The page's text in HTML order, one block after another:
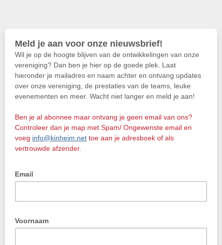
Meld je aan voor onze nieuwsbrief!
Wil je op de hoogte blijven van de ontwikkelingen van onze
vereniging? Dan ben je hier op de goede plek. Laat
hieronder je mailadres en naam achter en ontvang updates
over onze vereniging, de prestaties van de teams, leuke
evenementen en meer. Wacht niet langer en meld je aan!
Ben je al abonnee maar ontvang je geen email van ons?
Controleer dan je map met Spam/ Ongewenste email en
voeg info@kinheim.net toe aan je adresboek of als
vertrouwde afzender.
Email
Voornaam